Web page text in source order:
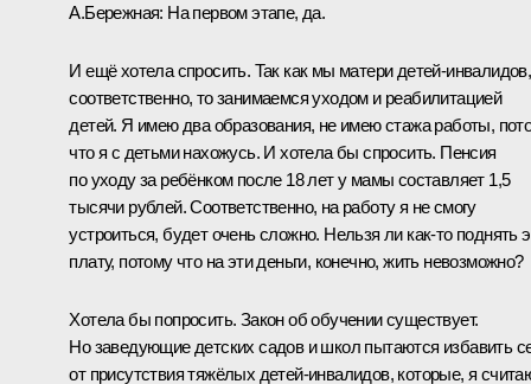
А.Бережная: На первом этапе, да.
И ещё хотела спросить. Так как мы матери детей-инвалидов,
соответственно, то занимаемся уходом и реабилитацией
детей. Я имею два образования, не имею стажа работы,
что я с детьми нахожусь. И хотела бы спросить. Пенсия
по уходу за ребёнком после 18 лет у мамы составляет 1,5
тысячи рублей. Соответственно, на работу я не смогу
устроиться, будет очень сложно. Нельзя ли как‑то поднять
плату, потому что на эти деньги, конечно, жить невозможно?
Хотела бы попросить. Закон об обучении существует.
Но заведующие детских садов и школ пытаются избавить
от присутствия тяжёлых детей-инвалидов, которые, я